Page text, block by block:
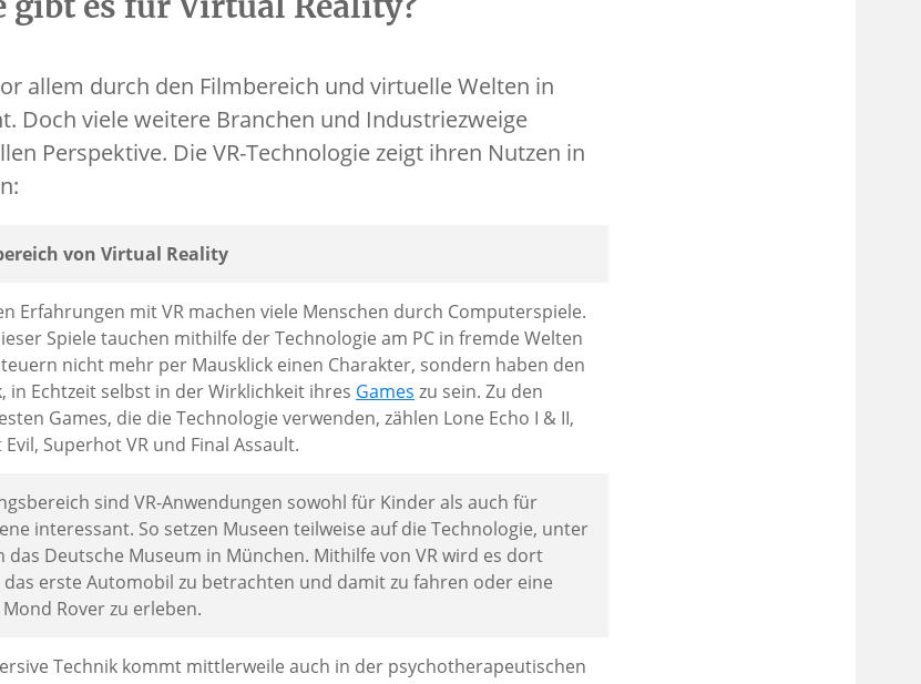
allem durch den Filmbereich und virtuelle Welten in
Doch viele weitere Branchen und Industriezweige
Perspektive. Die VR-Technologie zeigt ihren Nutzen in
von Virtual Reality
Erfahrungen mit VR machen viele Menschen durch Computerspiele.
Spiele tauchen mithilfe der Technologie am PC in fremde Welten
nicht mehr per Mausklick einen Charakter, sondern haben den
in Echtzeit selbst in der Wirklichkeit ihres Games zu sein. Zu den
Games, die die Technologie verwenden, zählen Lone Echo I & II,
Evil, Superhot VR und Final Assault.
sind VR-Anwendungen sowohl für Kinder als auch für
interessant. So setzen Museen teilweise auf die Technologie, unter
das Deutsche Museum in München. Mithilfe von VR wird es dort
das erste Automobil zu betrachten und damit zu fahren oder eine
Rover zu erleben.
Technik kommt mittlerweile auch in der psychotherapeutischen